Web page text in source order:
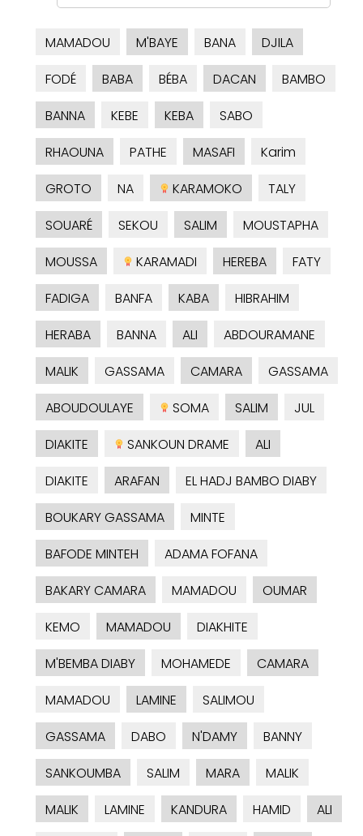
MAMADOU M'BAYE BANA
DJILA
FODÉ
BABA BÉBA DACAN
BAMBO
BANNA
KEBE KEBA
SABO
RHAOUNA
PATHE MASAFI
Karim
GROTO
NA KARAMOKO
TALY
SOUARÉ
SEKOU SALIM
MOUSTAPHA
MOUSSA
KARAMADI HEREBA
FATY
FADIGA
BANFA KABA
HIBRAHIM
HERABA
BANNA ALI
ABDOURAMANE
MALIK
GASSAMA CAMARA
GASSAMA
ABOUDOULAYE
SOMA SALIM
JUL
DIAKITE
SANKOUN DRAME
ALI
DIAKITE
ARAFAN
EL HADJ BAMBO DIABY
BOUKARY GASSAMA
MINTE
BAFODE MINTEH
ADAMA FOFANA
BAKARY CAMARA
MAMADOU
OUMAR
KEMO
MAMADOU
DIAKHITE
M'BEMBA DIABY
MOHAMEDE
CAMARA
MAMADOU
LAMINE
SALIMOU
GASSAMA
DABO N'DAMY
BANNY
SANKOUMBA
SALIM MARA
MALIK
MALIK
LAMINE KANDURA HAMID
ALI